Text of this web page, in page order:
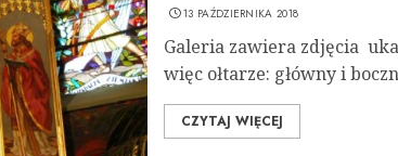
13 PAŹDZIERNIKA 2018
Galeria zawiera zdjęcia
więc ołtarze: główny i
CZYTAJ WIĘCEJ